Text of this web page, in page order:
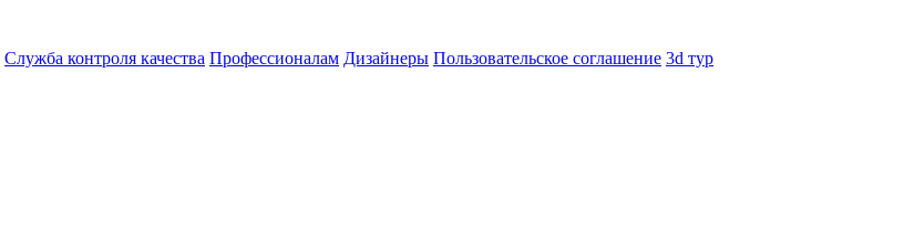
Служба контроля качества Профессионалам Дизайнеры Пользовательское соглашение 3d тур